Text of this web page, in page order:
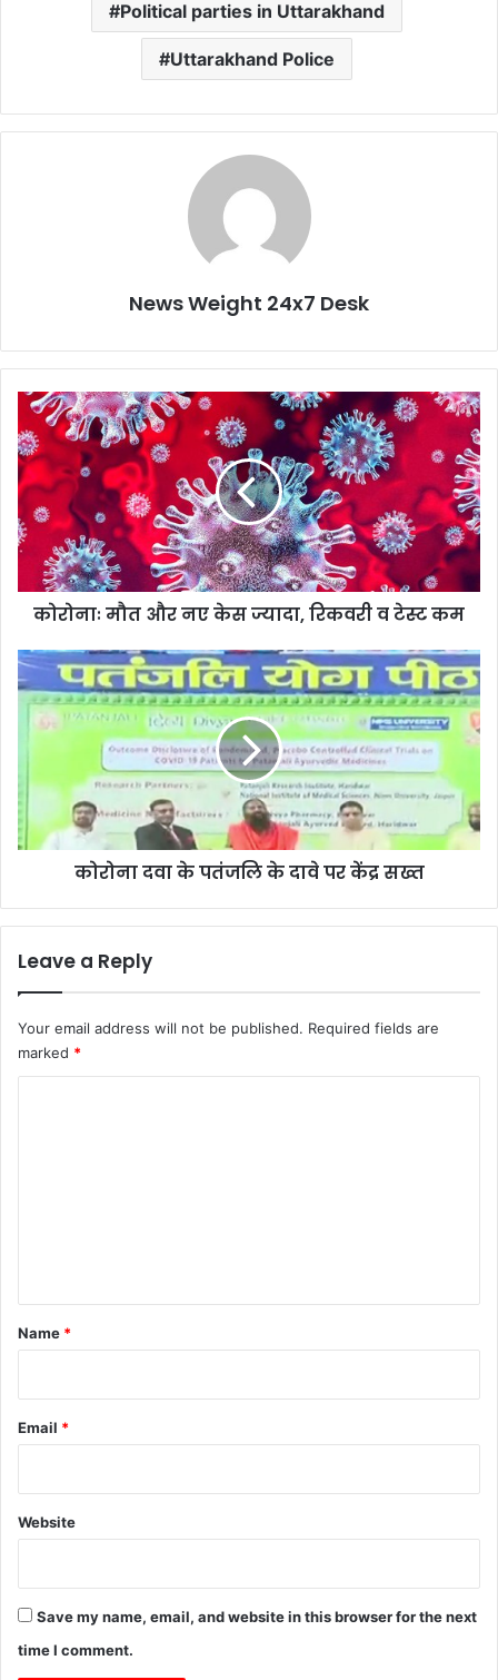
Political parties in Uttarakhand
Uttarakhand Police
News Weight 24x7 Desk
कोरोनाः
मौत
और
नए
केस
ज्यादा,
रिकवरी
टेस्ट
कमकोरोनाः मौत और नए केस ज्यादा, रिकवरी व टेस्ट कम
कोरोना
दवा
पतंजलि
पर
केंद्र
सख्त
कोरोना दवा के पतंजलि के दावे पर केंद्र सख्त
Leave a Reply
Your email address will not be published. Required fields are
marked *
*
Name *
Email *
Website
Save my name, email, and website in this browser for the next
time I comment.